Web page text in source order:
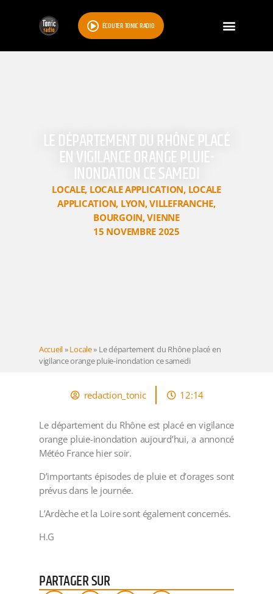
ÉCOUTER TONIC RADIO
LE DÉPARTEMENT DU RHÔNE PLACÉ
EN VIGILANCE ORANGE PLUIE-
INONDATION CE SAMEDI
LOCALE, LOCALE APPLICATION, LOCALE
APPLICATION, LYON,VILLEFRANCHE,
BOURGOIN,VIENNE
15 NOVEMBRE 2025
Accueil»Locale» Le département du Rhône placé en
vigilance orange pluie-inondation ce samedi
redaction_tonic 12:14
Le département du Rhône est placé en vigilance
orange pluie-inondation aujourd’hui, a annoncé
Météo France hier soir.
D’importants épisodes de pluie et d’orages sont
prévus dans le journée.
L’Ardèche et la Loire sont également concernés.
H.G
PARTAGER SUR